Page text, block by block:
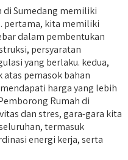
di Sumedang memiliki
pertama, kita memiliki
dalam pembentukan
persyaratan
yang berlaku. kedua,
pemasok bahan
harga yang lebih
Rumah di
dan stres, gara-gara kita
termasuk
energi kerja, serta